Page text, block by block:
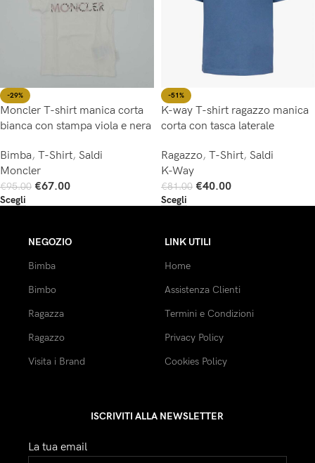
-29%
Moncler T-shirt manica corta
bianca con stampa viola e nera
Bimba, T-Shirt, Saldi
Moncler
€95.00 €67.00
Scegli
-51%
K-way T-shirt ragazzo manica
corta con tasca laterale
Ragazzo, T-Shirt, Saldi
K-Way
€81.00 €40.00
Scegli
NEGOZIO
Bimba
Bimbo
Ragazza
Ragazzo
Visita i Brand
LINK UTILI
Home
Assistenza Clienti
Termini e Condizioni
Privacy Policy
Cookies Policy
ISCRIVITI ALLA NEWSLETTER
La tua email